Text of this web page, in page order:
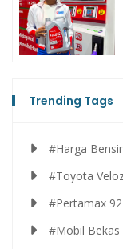
Trending Tags
#Harga
#Toyota
#Pertamax 92
#Mobil Bekas